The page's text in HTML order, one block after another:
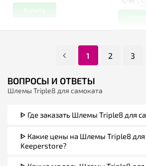
Купить
1 2 3
ВОПРОСЫ И ОТВЕТЫ
Шлемы Triple8 для самоката
ᐈ Где заказать Шлемы Triple8 для
ᐈ Какие цены на Шлемы Triple8 для
Keeperstore?